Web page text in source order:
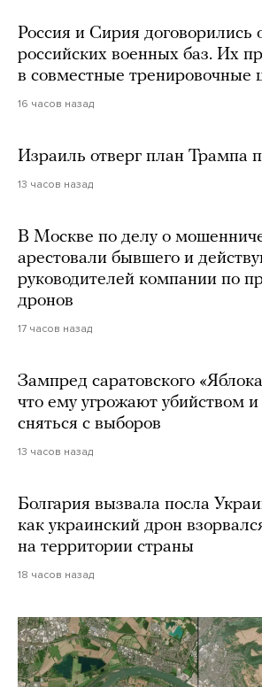
Россия и Сирия договорились
российских военных баз. Их
в совместные тренировочные
16 часов назад
Израиль отверг план Трампа
13 часов назад
В Москве по делу о
арестовали бывшего и
руководителей компании по
дронов
17 часов назад
Зампред саратовского
что ему угрожают убийством
сняться с выборов
13 часов назад
Болгария вызвала посла
как украинский дрон
на территории страны
18 часов назад